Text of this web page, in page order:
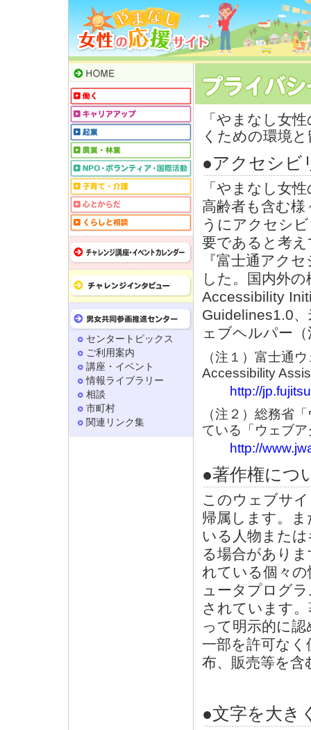
「やまなし女
くための環境
●アクセシビ
「やまなし女
高齢者も含む
うにアクセシ
要であると考
『富士通アク
した。国内外
Accessibility
Guidelines1.0
ェブヘルパー
（注１）富士通
Accessibility
http://
（注２）総務省
ている「ウェブ
http://
●著作権につ
このウェブサ
帰属します。
いる人物また
る場合があり
れている個々
ュータプログ
されています
って明示的に
一部を許可なく
布、販売等を
●文字を大き
センタートピックス
ご利用案内
講座・イベント
情報ライブラリー
相談
市町村
関連リンク集